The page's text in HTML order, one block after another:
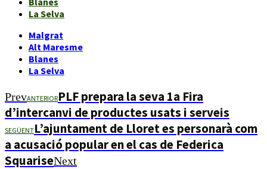
La Selva
Malgrat
Alt Maresme
Blanes
La Selva
PrevANTERIORPLF prepara la seva 1a Fira
d’intercanvi de productes usats i serveis
SEGÜENTL’ajuntament de Lloret es personarà com
a acusació popular en el cas de Federica
SquariseNext